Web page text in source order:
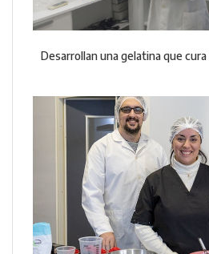
Desarrollan una gelatina que